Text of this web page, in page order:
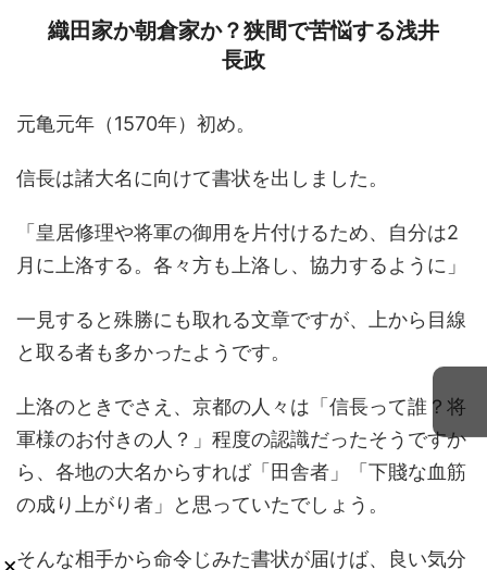
織田家か朝倉家か？狭間で苦悩する浅井
長政
元亀元年（1570年）初め。
信長は諸大名に向けて書状を出しました。
「皇居修理や将軍の御用を片付けるため、自分は2
月に上洛する。各々方も上洛し、協力するように」
一見すると殊勝にも取れる文章ですが、上から目線
と取る者も多かったようです。
上洛のときでさえ、京都の人々は「信長って誰？将
軍様のお付きの人？」程度の認識だったそうですか
ら、各地の大名からすれば「田舎者」「下賤な血筋
の成り上がり者」と思っていたでしょう。
そんな相手から命令じみた書状が届けば、良い気分